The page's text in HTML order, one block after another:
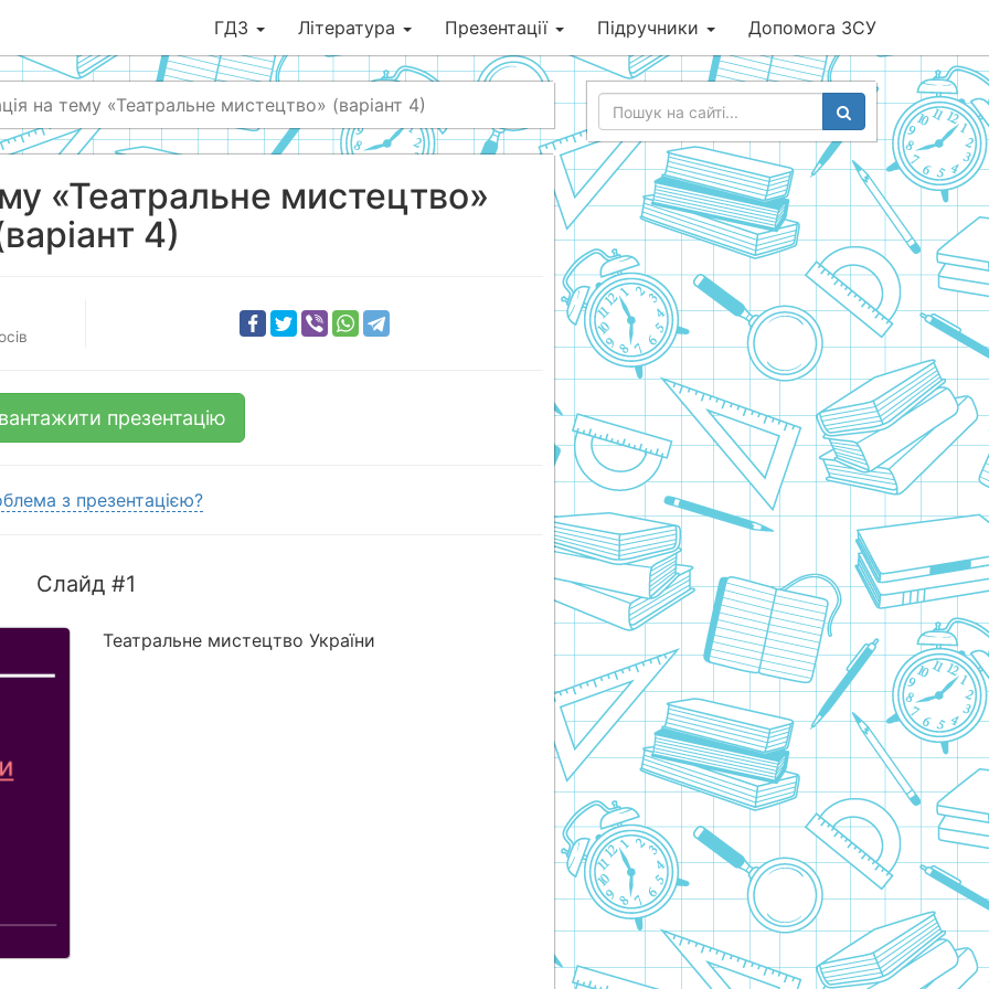
ГДЗ Література Презентації Підручники Допомога ЗСУ
на тему «Театральне мистецтво» (варіант 4)
«Театральне мистецтво»
4)
презентацію
з презентацією?
Слайд #1
Театральне мистецтво України